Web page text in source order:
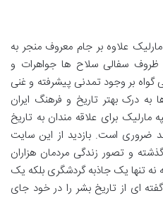
علاوه بر جام معروف منجر به
ظروف سفالی سلاح ها جواهرات و
بر وجود تمدنی پیشرفته و غنی
به درک بهتر تاریخ و فرهنگ ایران
برای علاقه مندان به تاریخ
است. بازدید از این سایت
و تصور زندگی مردمان هزاران
تنها یک جاذبه گردشگری بلکه یک
ای از تاریخ بشر را در خود جای